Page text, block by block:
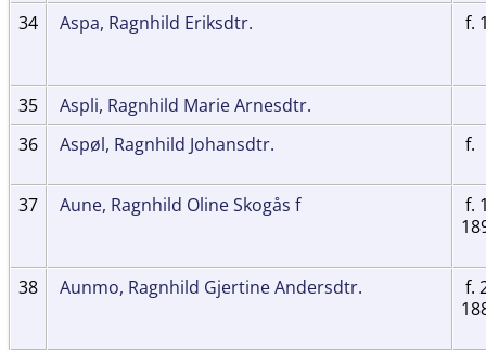
34
Aspa, Ragnhild Eriksdtr. f.
35
Aspli, Ragnhild Marie Arnesdtr.
36
Aspøl, Ragnhild Johansdtr. f.
37 Aune, Ragnhild Oline Skogås f
f.
38 Aunmo, Ragnhild Gjertine Andersdtr.
f.